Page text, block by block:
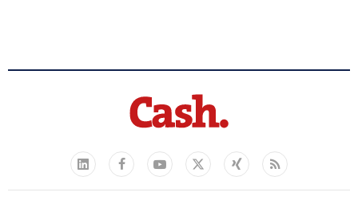
LinkedIn
FacebookYouTube
X
Xing Feed